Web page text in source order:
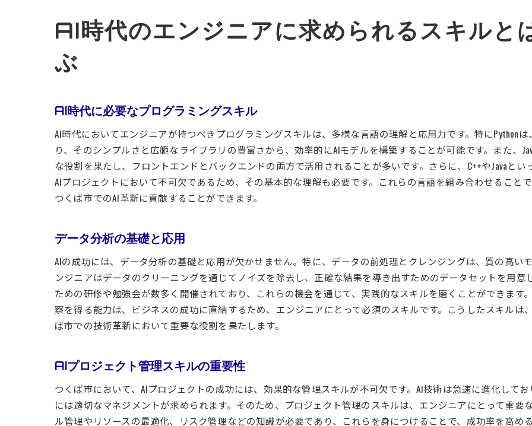
エンジニアが関われる社会貢献プロジェクト
AI時代のエンジニアに求められるスキルと
ぶ
AI時代に必要なプログラミングスキル
AI時代においてエンジニアが持つべきプログラミングスキルは、多様な言語の理解と応用力です。特にPython
り、そのシンプルさと広範なライブラリの豊富さから、効率的にAIモデルを構築することが可能です。また、
な役割を果たし、フロントエンドとバックエンドの両方で活用されることが多いです。さらに、C++やJavaと
AIプロジェクトにおいて不可欠であるため、その基本的な理解も必要です。これらの言語を組み合わせること
つくば市でのAI革新に貢献することができます。
データ分析の基礎と応用
AIの成功には、データ分析の基礎と応用が欠かせません。特に、データの前処理とクレンジングは、質の高い
ンジニアはデータのクリーニングを通じてノイズを除去し、正確な結果を導き出すためのデータセットを用
ための研修や勉強会が数多く開催されており、これらの機会を通じて、実践的なスキルを磨くことができます
察を得る能力は、ビジネスの成功に直結するため、エンジニアにとって必須のスキルです。こうしたスキルは
ば市での技術革新において重要な役割を果たします。
AIプロジェクト管理スキルの重要性
つくば市において、AIプロジェクトの成功には、効果的な管理スキルが不可欠です。AI技術は急速に進化して
には適切なマネジメントが求められます。そのため、プロジェクト管理のスキルは、エンジニアにとって重要
ル管理やリソースの最適化、リスク管理などの知識が必要であり、これらを身につけることで、成功率を高め